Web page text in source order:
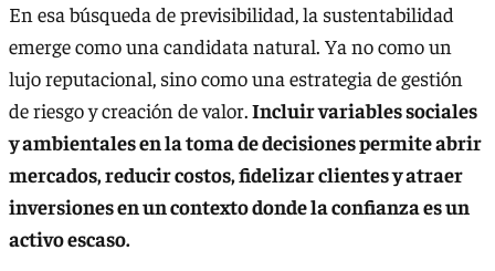
En esa búsqueda de previsibilidad, la sustentabilidad
emerge como una candidata natural. Ya no como un
lujo reputacional, sino como una estrategia de gestión
de riesgo y creación de valor.Incluir variables sociales
y ambientales en la toma de decisiones permite abrir
mercados, reducir costos, fidelizar clientes y atraer
inversiones en un contexto donde la confianza es un
activo escaso.